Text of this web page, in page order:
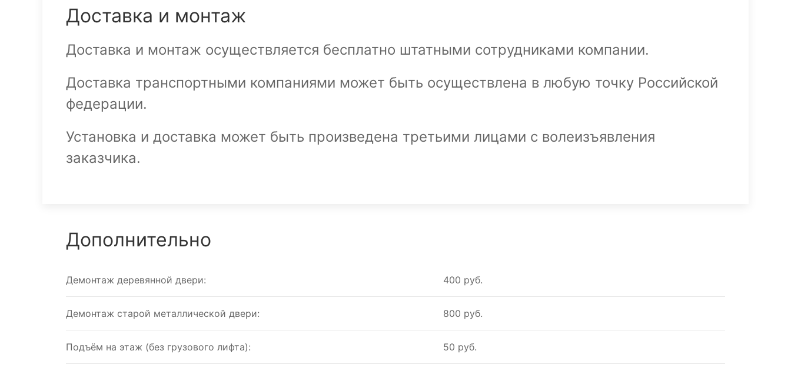
Доставка и монтаж
Доставка и монтаж осуществляется бесплатно штатными сотрудниками компании.
Доставка транспортными компаниями может быть осуществлена в любую точку Российской
федерации.
Установка и доставка может быть произведена третьими лицами с волеизъявления
заказчика.
Дополнительно
Демонтаж деревянной двери: 400 руб.
Демонтаж старой металлической двери: 800 руб.
Подъём на этаж (без грузового лифта): 50 руб.